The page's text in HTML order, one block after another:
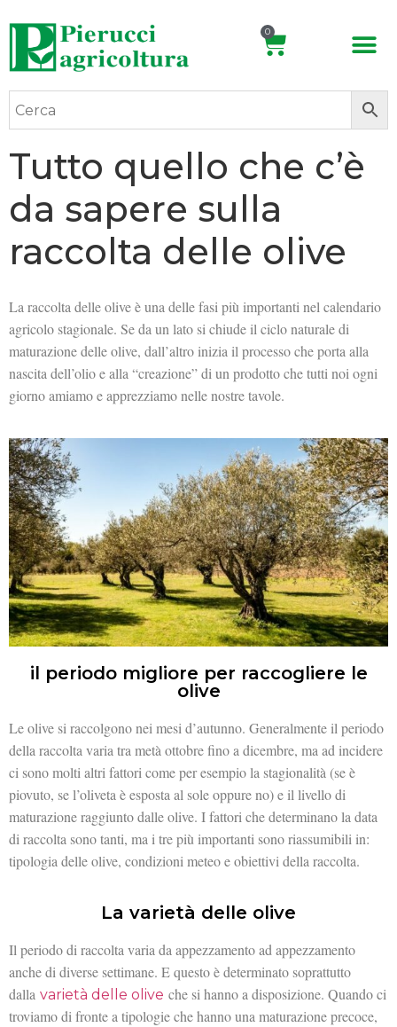
0
Tutto quello che c’è
da sapere sulla
raccolta delle olive
La raccolta delle olive è una delle fasi più importanti nel calendario
agricolo stagionale. Se da un lato si chiude il ciclo naturale di
maturazione delle olive, dall’altro inizia il processo che porta alla
nascita dell’olio e alla “creazione” di un prodotto che tutti noi ogni
giorno amiamo e apprezziamo nelle nostre tavole.
il periodo migliore per raccogliere le
olive
Le olive si raccolgono nei mesi d’autunno. Generalmente il periodo
della raccolta varia tra metà ottobre fino a dicembre, ma ad incidere
ci sono molti altri fattori come per esempio la stagionalità (se è
piovuto, se l’oliveta è esposta al sole oppure no) e il livello di
maturazione raggiunto dalle olive. I fattori che determinano la data
di raccolta sono tanti, ma i tre più importanti sono riassumibili in:
tipologia delle olive, condizioni meteo e obiettivi della raccolta.
La varietà delle olive
Il periodo di raccolta varia da appezzamento ad appezzamento
anche di diverse settimane. E questo è determinato soprattutto
dalla varietà delle olive che si hanno a disposizione. Quando ci
troviamo di fronte a tipologie che hanno una maturazione precoce,